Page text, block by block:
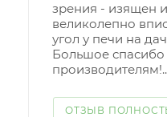
зрения - изящен и
великолепно
угол у печи на
Большое спасибо
ОТЗЫВ